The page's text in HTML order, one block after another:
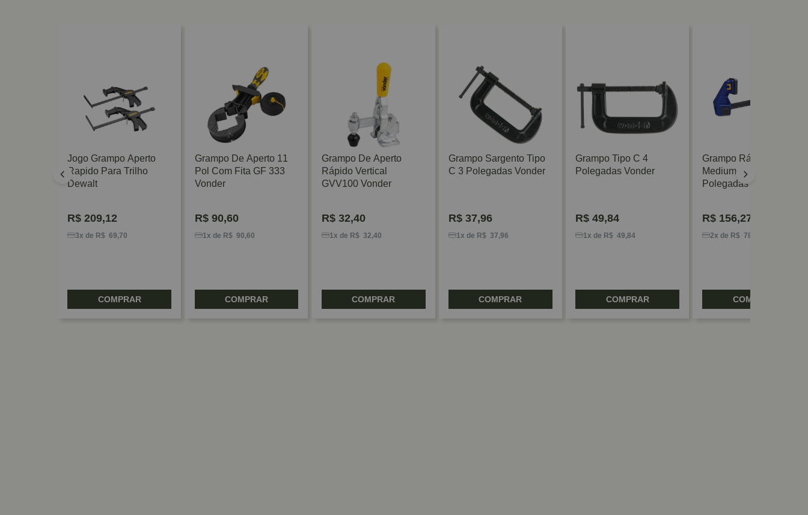
Jogo Grampo Aperto
Rapido Para Trilho
Dewalt
R$ 209,12
3x de R$ 69,70
COMPRAR
Grampo De Aperto 11
Pol Com Fita GF 333
Vonder
R$90,60
1x de R$ 90,60
COMPRAR
Grampo De Aperto
Rápido Vertical
GVV100 Vonder
R$32,40
1x de R$ 32,40
COMPRAR
Grampo Sargento Tipo
C 3 Polegadas Vonder
R$37,96
1x de R$ 37,96
COMPRAR
Grampo Tipo C 4
Polegadas Vonder
R$ 49,84
1x de R$ 49,84
COMPRAR
Grampo Rápido
Medium Duty 91 Cm 36
Polegadas Irwin
R$ 156,27
2x de R$ 78,13
COMPRAR